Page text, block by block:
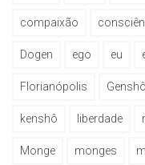
compaixão
Dogen ego eu
Florianópolis Genshô
kenshô liberdade
Monge monges